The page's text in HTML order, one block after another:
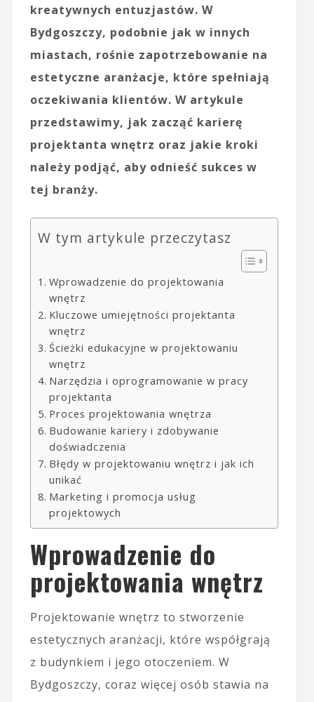
kreatywnych entuzjastów. W
Bydgoszczy, podobnie jak w innych
miastach, rośnie zapotrzebowanie na
estetyczne aranżacje, które spełniają
oczekiwania klientów. W artykule
przedstawimy, jak zacząć karierę
projektanta wnętrz oraz jakie kroki
należy podjąć, aby odnieść sukces w
tej branży.
W tym artykule przeczytasz
Wprowadzenie do projektowania
wnętrz
Kluczowe umiejętności projektanta
wnętrz
Ścieżki edukacyjne w projektowaniu
wnętrz
Narzędzia i oprogramowanie w pracy
projektanta
Proces projektowania wnętrza
Budowanie kariery i zdobywanie
doświadczenia
Błędy w projektowaniu wnętrz i jak ich
unikać
Marketing i promocja usług
projektowych
Wprowadzenie do
projektowania wnętrz
Projektowanie wnętrz to stworzenie
estetycznych aranżacji, które współgrają
z budynkiem i jego otoczeniem. W
Bydgoszczy, coraz więcej osób stawia na